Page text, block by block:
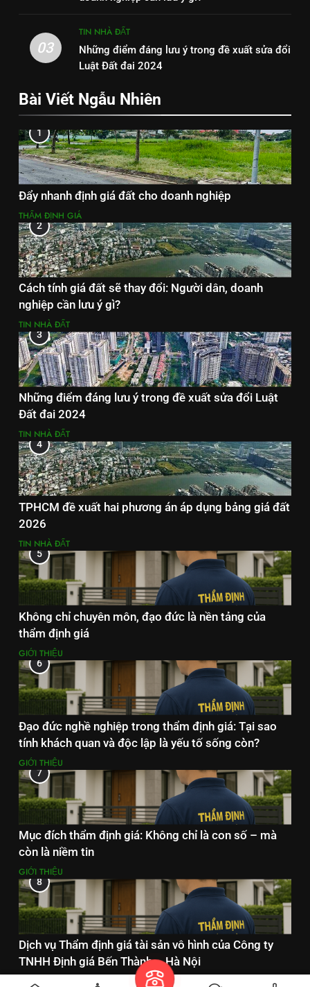
03
TIN NHÀ ĐẤT
Những điểm đáng lưu ý trong đề xuất sửa đổi
Luật Đất đai 2024
Bài Viết Ngẫu Nhiên
1
Đẩy nhanh định giá đất cho doanh nghiệp
THẨM ĐỊNH GIÁ
2
Cách tính giá đất sẽ thay đổi: Người dân, doanh
nghiệp cần lưu ý gì?
TIN NHÀ ĐẤT
3
Những điểm đáng lưu ý trong đề xuất sửa đổi Luật
Đất đai 2024
TIN NHÀ ĐẤT
4
TPHCM đề xuất hai phương án áp dụng bảng giá đất
2026
TIN NHÀ ĐẤT
5
Không chỉ chuyên môn, đạo đức là nền tảng của
thẩm định giá
GIỚI THIỆU
6
Đạo đức nghề nghiệp trong thẩm định giá: Tại sao
tính khách quan và độc lập là yếu tố sống còn?
GIỚI THIỆU
7
Mục đích thẩm định giá: Không chỉ là con số – mà
còn là niềm tin
GIỚI THIỆU
8
Dịch vụ Thẩm định giá tài sản vô hình của Công ty
TNHH Định giá Bến Thành – Hà Nội
DỊCH VỤ THẨM ĐỊNH GIÁ